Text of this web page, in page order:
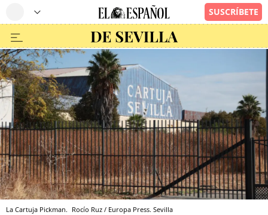
La Cartuja Pickman. Rocío Ruz / Europa Press. Sevilla